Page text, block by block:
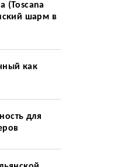
(Toscana
шарм в
как
для